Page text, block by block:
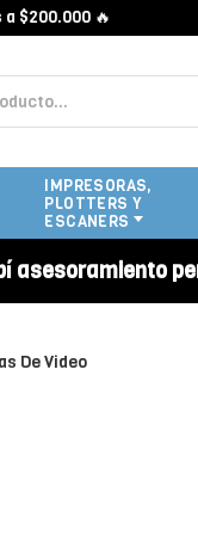
🔥
IMPRESORAS,
PLOTTERS Y
ESCANERS
asesoramiento
De Video